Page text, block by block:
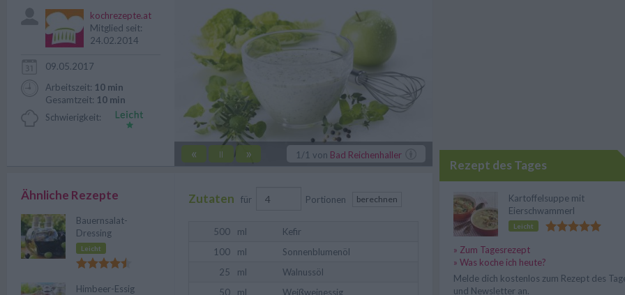
« || » 1/1 von Bad Reichenhaller
kochrezepte.at
Mitglied seit:
24.02.2014
09.05.2017
Arbeitszeit: 10 min
Gesamtzeit: 10 min
Schwierigkeit:
Zutaten für Portionen berechnen
500 ml
Kefir
100
ml
Sonnenblumenöl
25
ml
Walnussöl
50
ml Weißweinessig
Ähnliche Rezepte
Bauernsalat-
Dressing
Leicht
Himbeer-Essig
Rezept des Tages
Kartoffelsuppe mit
Eierschwammerl
Leicht
» Zum Tagesrezept
» Was koche ich heute?
Melde dich kostenlos zum Rezept des
und Newsletter an.